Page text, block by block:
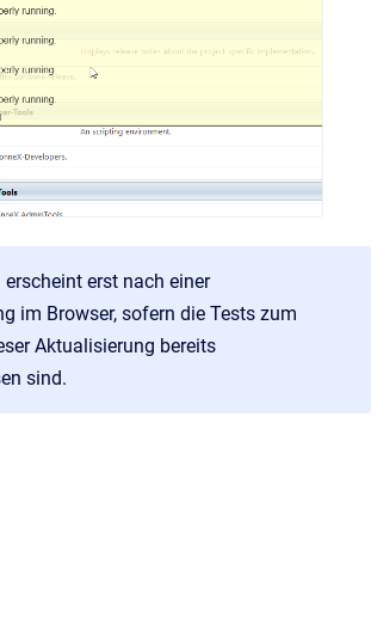
erst nach einer
im Browser, sofern die Tests zum
Aktualisierung bereits
sind.